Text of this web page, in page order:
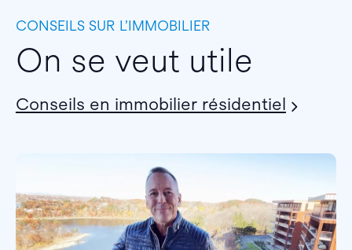
CONSEILS SUR L’IMMOBILIER
On se veut utile
Conseils en immobilier résidentiel